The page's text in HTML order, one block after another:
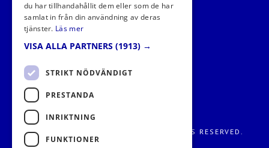
FRITIDS METROPOLEN AB 2026. ALL RIGHTS RESERVED.
du har tillhandahållit dem eller som de har
samlat in från din användning av deras
tjänster. Läs mer
VISA ALLA PARTNERS (1913) →
STRIKT NÖDVÄNDIGT
PRESTANDA
INRIKTNING
FUNKTIONER